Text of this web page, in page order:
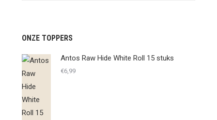
ONZE TOPPERS
Antos Raw Hide White Roll 15 stuks
€6,99